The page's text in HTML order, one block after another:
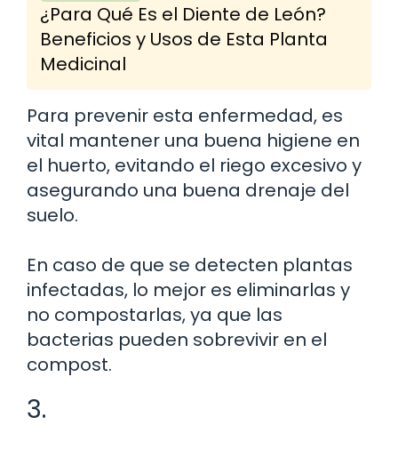
¿Para Qué Es el Diente de León?
Beneficios y Usos de Esta Planta
Medicinal
Para prevenir esta enfermedad, es
vital mantener una buena higiene en
el huerto, evitando el riego excesivo y
asegurando una buena drenaje del
suelo.
En caso de que se detecten plantas
infectadas, lo mejor es eliminarlas y
no compostarlas, ya que las
bacterias pueden sobrevivir en el
compost.
3.